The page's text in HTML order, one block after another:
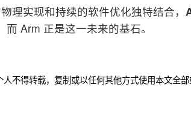
理实现和持续的软件优化独特结合，
Arm 正是这一未来的基石。
不得转载，复制或以任何其他方式使用本文全